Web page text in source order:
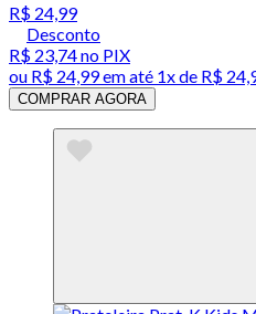
R$ 24,99
Desconto
R$ 23,74no PIX
ou R$ 24,99em até 1x de R$
COMPRAR AGORA